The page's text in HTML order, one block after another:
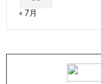
« 7月